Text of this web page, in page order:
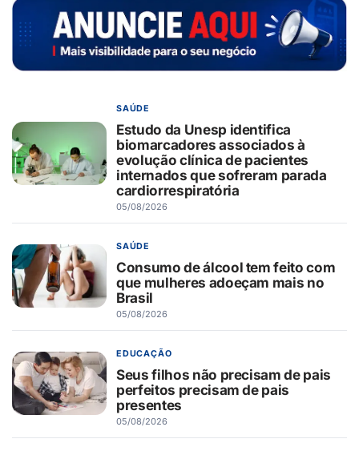
SAÚDE
Estudo da Unesp identifica
biomarcadores associados à
evolução clínica de pacientes
internados que sofreram parada
cardiorrespiratória
05/08/2026
SAÚDE
Consumo de álcool tem feito com
que mulheres adoeçam mais no
Brasil
05/08/2026
EDUCAÇÃO
Seus filhos não precisam de pais
perfeitos precisam de pais
presentes
05/08/2026